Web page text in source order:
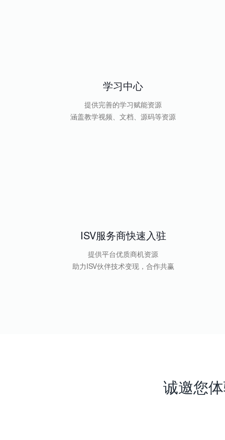
学习中心
提供完善的学习赋能资源
涵盖教学视频、文档、源码等资源
ISV服务商快速入驻
提供平台优质商机资源
助力ISV伙伴技术变现，合作共赢
诚邀您